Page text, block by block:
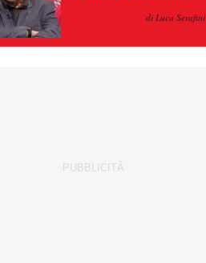
PAZIENZA, SE RESTA È
di Luca Serafini